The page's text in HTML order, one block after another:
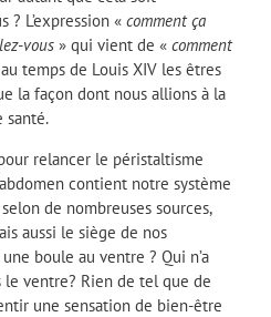
? L’expression « comment ça
vous » qui vient de « comment
temps de Louis XIV les êtres
la façon dont nous allions à la
santé.
relancer le péristaltisme
contient notre système
de nombreuses sources,
aussi le siège de nos
boule au ventre ? Qui n’a
le ventre? Rien de tel que de
une sensation de bien-être